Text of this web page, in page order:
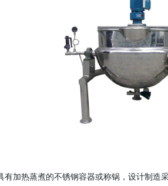
有加热蒸煮的不锈钢容器或称锅，设计制造